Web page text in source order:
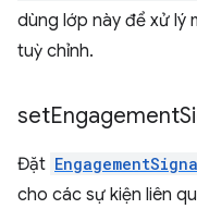
dùng lớp này để xử lý
tuỳ chỉnh.
setEngagement
Đặt
cho các sự kiện liên